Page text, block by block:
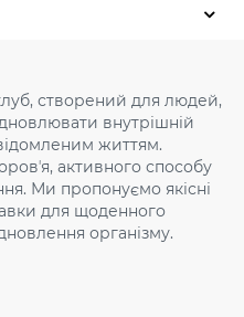
створений для людей,
внутрішній
життям.
активного способу
Ми пропонуємо якісні
для щоденного
організму.